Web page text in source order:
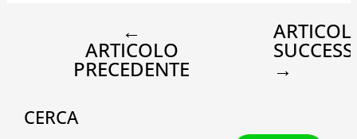
←
ARTICOLO
PRECEDENTE →
CERCA